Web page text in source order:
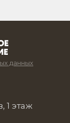
данных
1 этаж